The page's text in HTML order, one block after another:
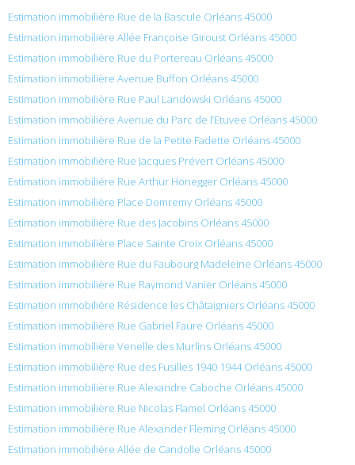
Estimation immobilière Rue de la Bascule Orléans 45000
Estimation immobilière Allée Françoise Giroust Orléans 45000
Estimation immobilière Rue du Portereau Orléans 45000
Estimation immobilière Avenue Buffon Orléans 45000
Estimation immobilière Rue Paul Landowski Orléans 45000
Estimation immobilière Avenue du Parc de l’Etuvee Orléans 45000
Estimation immobilière Rue de la Petite Fadette Orléans 45000
Estimation immobilière Rue Jacques Prévert Orléans 45000
Estimation immobilière Rue Arthur Honegger Orléans 45000
Estimation immobilière Place Domremy Orléans 45000
Estimation immobilière Rue des Jacobins Orléans 45000
Estimation immobilière Place Sainte Croix Orléans 45000
Estimation immobilière Rue du Faubourg Madeleine Orléans 45000
Estimation immobilière Rue Raymond Vanier Orléans 45000
Estimation immobilière Résidence les Châtaigniers Orléans 45000
Estimation immobilière Rue Gabriel Faure Orléans 45000
Estimation immobilière Venelle des Murlins Orléans 45000
Estimation immobilière Rue des Fusilles 1940 1944 Orléans 45000
Estimation immobilière Rue Alexandre Caboche Orléans 45000
Estimation immobilière Rue Nicolas Flamel Orléans 45000
Estimation immobilière Rue Alexander Fleming Orléans 45000
Estimation immobilière Allée de Candolle Orléans 45000